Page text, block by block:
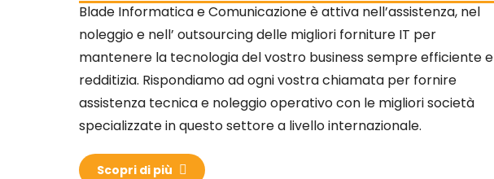
Blade Informatica e Comunicazione è attiva nell’assistenza, nel
noleggio e nell’ outsourcing delle migliori forniture IT per
mantenere la tecnologia del vostro business sempre efficiente e
redditizia. Rispondiamo ad ogni vostra chiamata per fornire
assistenza tecnica e noleggio operativo con le migliori società
specializzate in questo settore a livello internazionale.
Scopri di più